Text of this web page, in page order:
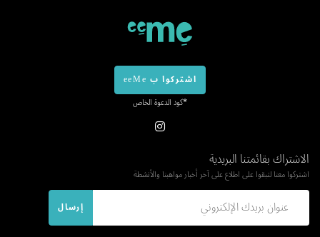
اشتركوا ب eeMe
*كود الدعوة الخاص
الاشتراك بقائمتنا البريدية
اشتركوا معنا لتبقوا على اطلاع على آخر أخبار مواهبنا والأنشطة
إرسال